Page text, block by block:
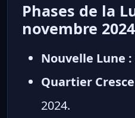
Phases de la
novembre
Nouvelle Lune :
Quartier
2024.